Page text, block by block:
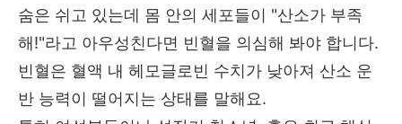
숨은 쉬고 있는데 몸 안의 세포들이 "산소가 부족
해!"라고 아우성친다면 빈혈을 의심해 봐야 합니다.
빈혈은 혈액 내 헤모글로빈 수치가 낮아져 산소 운
반 능력이 떨어지는 상태를 말해요.